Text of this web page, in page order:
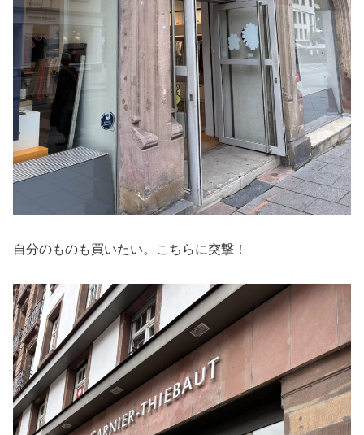
自分のものも買いたい。こちらに突撃！